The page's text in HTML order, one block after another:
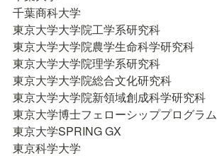
千葉商科大学
東京大学大学院工学系研究科
東京大学大学院農学生命科学研究科
東京大学大学院理学系研究科
東京大学大学院総合文化研究科
東京大学大学院新領域創成科学研究科
東京大学博士フェローシッププログラム
東京大学SPRING GX
東京科学大学